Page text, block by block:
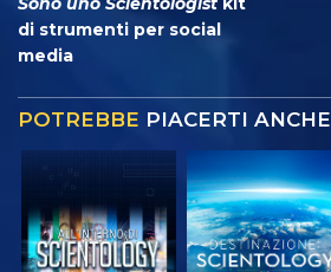
di strumenti per social
media
POTREBBE PIACERTI ANCHE